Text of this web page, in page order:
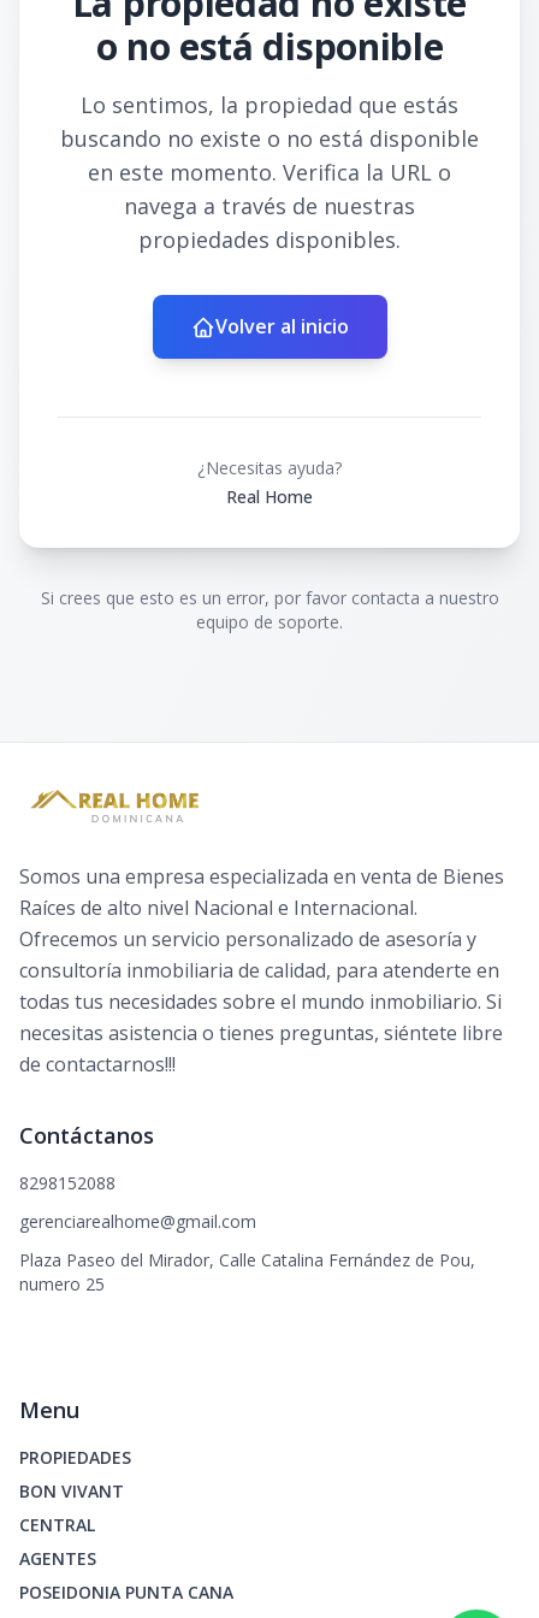
o no está disponible
Lo sentimos, la propiedad que estás
buscando no existe o no está disponible
en este momento. Verifica la URL o
navega a través de nuestras
propiedades disponibles.
Volver al inicio
¿Necesitas ayuda?
Real Home
Si crees que esto es un error, por favor contacta a nuestro
equipo de soporte.
Somos una empresa especializada en venta de Bienes
Raíces de alto nivel Nacional e Internacional.
Ofrecemos un servicio personalizado de asesoría y
consultoría inmobiliaria de calidad, para atenderte en
todas tus necesidades sobre el mundo inmobiliario. Si
necesitas asistencia o tienes preguntas, siéntete libre
de contactarnos!!!
Contáctanos
8298152088
gerenciarealhome@gmail.com
Plaza Paseo del Mirador, Calle Catalina Fernández de Pou,
numero 25
Menu
PROPIEDADES
BON VIVANT
CENTRAL
AGENTES
POSEIDONIA PUNTA CANA